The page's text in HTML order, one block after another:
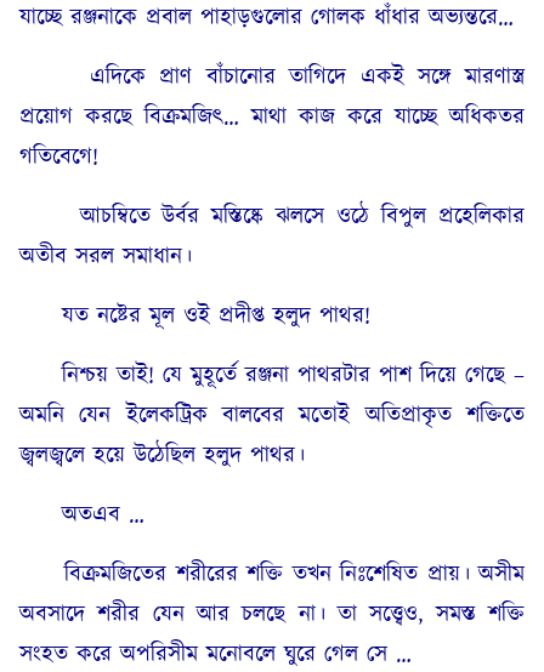
যাচ্ছে রঞ্জনাকে প্রবাল পাহাড়গুলোর গোলক ধাঁধার অভ্যন্তরে…
এদিকে প্ৰাণ বাঁচানোর তাগিদে একই সঙ্গে মারণাস্ত্র
প্রয়োগ করছে বিক্ৰমজিৎ… মাথা কাজ করে যাচ্ছে অধিকতর
গতিবেগে!
আচম্বিতে উর্বর মস্তিষ্কে ঝলসে ওঠে বিপুল প্ৰহেলিকার
অতীব সরল সমাধান।
যত নষ্টের মূল ওই প্ৰদীপ্ত হলুদ পাথর!
নিশ্চয় তাই! যে মুহূর্তে রঞ্জনা পাথরটার পাশ দিয়ে গেছে –
অমনি যেন ইলেকট্রিক বালবের মতোই অতিপ্রাকৃত শক্তিতে
জ্বলজ্বলে হয়ে উঠেছিল হলুদ পাথর।
অতএব …
বিক্রমজিতের শরীরের শক্তি তখন নিঃশেষিত প্ৰায়। অসীম
অবসাদে শরীর যেন আর চলছে না। তা সত্ত্বেও, সমস্ত শক্তি
সংহত করে অপরিসীম মনোবলে ঘুরে গেল সে …